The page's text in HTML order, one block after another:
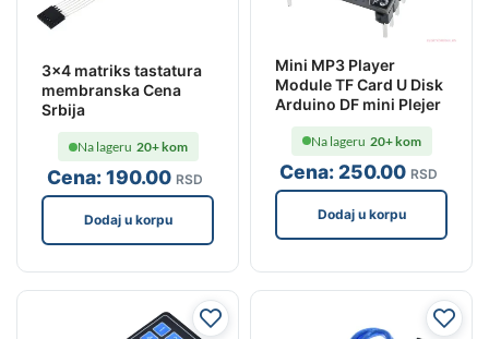
3×4 matriks tastatura
membranska Cena
Srbija
Cena:190.00 RSD
Na lageru 20+ kom
Dodaj u korpu
Mini MP3 Player
Module TF Card U Disk
Arduino DF mini Plejer
Cena: 250.00 RSD
Na lageru 20+ kom
Dodaj u korpu